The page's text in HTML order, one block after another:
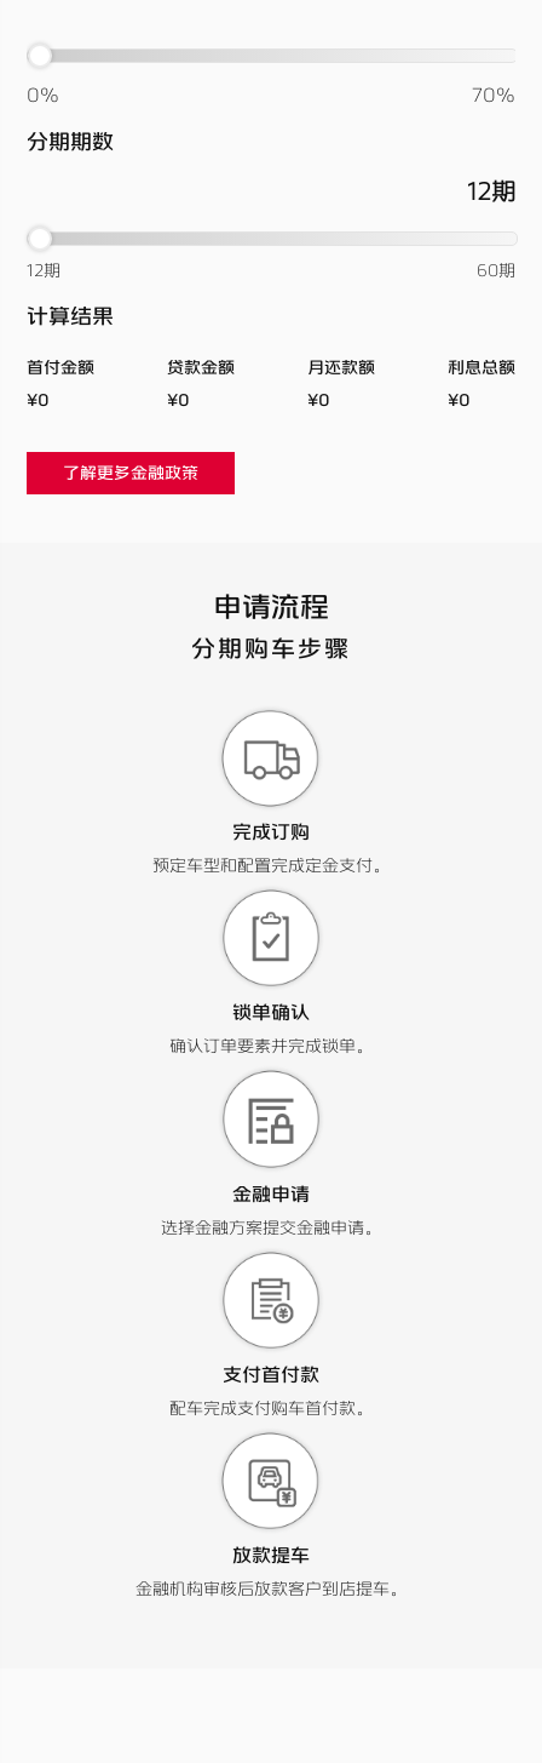
0% 70%
分期期数
12期
12期 60期
计算结果
首付金额
¥0
贷款金额
¥0
月还款额
¥0
利息总额
¥0
了解更多金融政策
申请流程
分期购车步骤
完成订购
预定车型和配置完成定金支付。
锁单确认
确认订单要素并完成锁单。
金融申请
选择金融方案提交金融申请。
支付首付款
配车完成支付购车首付款。
放款提车
金融机构审核后放款客户到店提车。